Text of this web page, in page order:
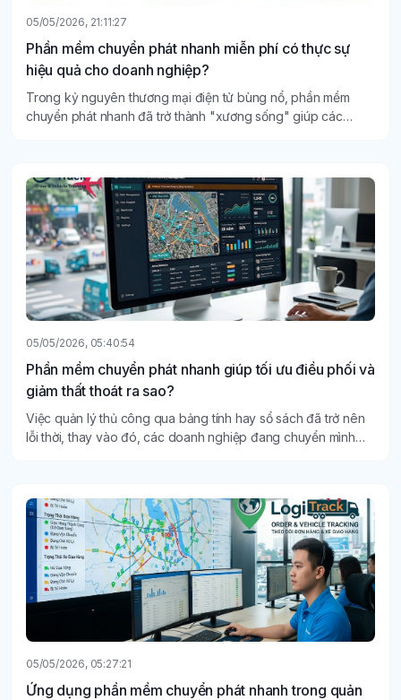
05/05/2026, 21:11:27
Phần mềm chuyển phát nhanh miễn phí có thực sự
hiệu quả cho doanh nghiệp?
Trong kỷ nguyên thương mại điện tử bùng nổ, phần mềm
chuyển phát nhanh đã trở thành "xương sống" giúp các
05/05/2026, 05:40:54
Phần mềm chuyển phát nhanh giúp tối ưu điều phối và
giảm thất thoát ra sao?
Việc quản lý thủ công qua bảng tính hay sổ sách đã trở nên
lỗi thời, thay vào đó, các doanh nghiệp đang chuyển mình
05/05/2026, 05:27:21
Ứng dụng phần mềm chuyển phát nhanh trong quản